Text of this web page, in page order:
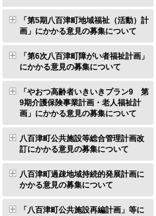
「第5期八百津町地域福祉（活動）計
画」にかかる意見の募集について
「第6次八百津町障がい者福祉計画」
にかかる意見の募集について
「やおつ高齢者いきいきプラン9 第
9期介護保険事業計画・老人福祉計
画」にかかる意見の募集について
八百津町公共施設等総合管理計画改
訂にかかる意見の募集について
八百津町過疎地域持続的発展計画に
かかる意見の募集について
「八百津町公共施設再編計画」等に